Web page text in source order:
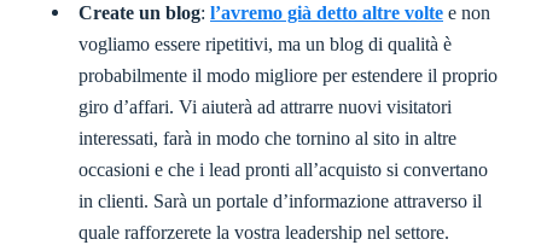
Create un blog: l’avremo già detto altre volte e non
vogliamo essere ripetitivi, ma un blog di qualità è
probabilmente il modo migliore per estendere il proprio
giro d’affari. Vi aiuterà ad attrarre nuovi visitatori
interessati, farà in modo che tornino al sito in altre
occasioni e che i lead pronti all’acquisto si convertano
in clienti. Sarà un portale d’informazione attraverso il
quale rafforzerete la vostra leadership nel settore.